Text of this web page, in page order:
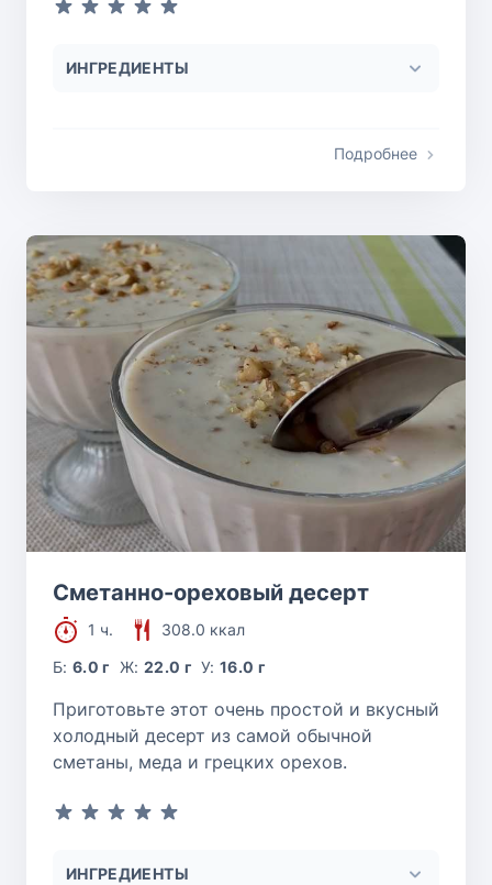
ИНГРЕДИЕНТЫ
Подробнее
Сметанно-ореховый десерт
1 ч.
308.0 ккал
Б:6.0 г Ж: 22.0 г У:16.0 г
Приготовьте этот очень простой и вкусный
холодный десерт из самой обычной
сметаны, меда и грецких орехов.
ИНГРЕДИЕНТЫ